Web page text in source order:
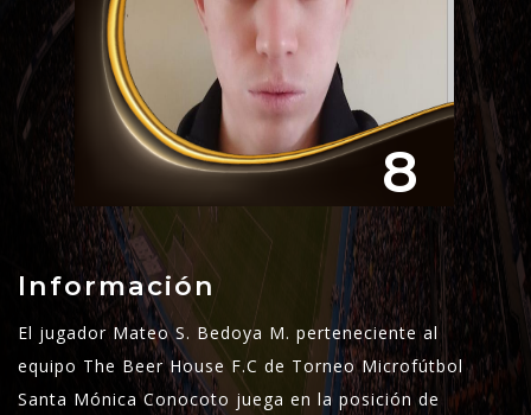
8
Información
El jugador Mateo S. Bedoya M. perteneciente al
equipo The Beer House F.C de Torneo Microfútbol
Santa Mónica Conocoto juega en la posición de